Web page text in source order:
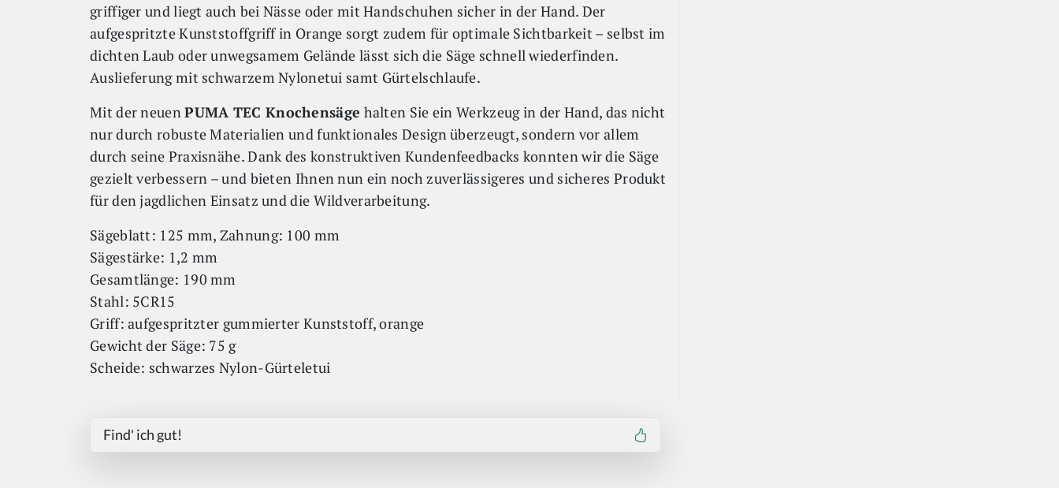
griffiger und liegt auch bei Nässe oder mit Handschuhen sicher in der Hand. Der
aufgespritzte Kunststoffgriff in Orange sorgt zudem für optimale Sichtbarkeit – selbst im
dichten Laub oder unwegsamem Gelände lässt sich die Säge schnell wiederfinden.
Auslieferung mit schwarzem Nylonetui samt Gürtelschlaufe.
Mit der neuenPUMA TEC Knochensäge halten Sie ein Werkzeug in der Hand, das nicht
nur durch robuste Materialien und funktionales Design überzeugt, sondern vor allem
durch seine Praxisnähe. Dank des konstruktiven Kundenfeedbacks konnten wir die Säge
gezielt verbessern – und bieten Ihnen nun ein noch zuverlässigeres und sicheres Produkt
für den jagdlichen Einsatz und die Wildverarbeitung.
Sägeblatt: 125 mm, Zahnung: 100 mm
Sägestärke: 1,2 mm
Gesamtlänge: 190 mm
Stahl: 5CR15
Griff: aufgespritzter gummierter Kunststoff, orange
Gewicht der Säge: 75 g
Scheide: schwarzes Nylon-Gürteletui
Find' ich gut!